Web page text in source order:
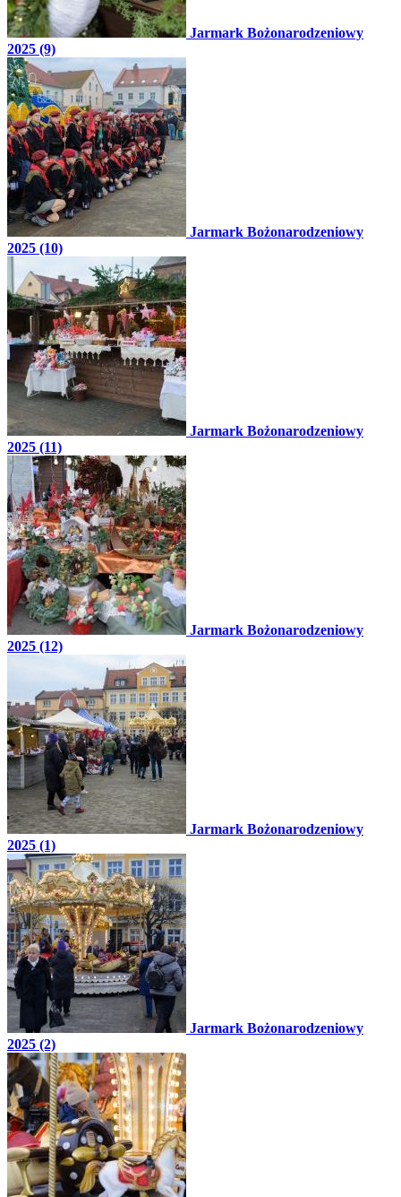
Jarmark Bożonarodzeniowy
2025 (9)
Jarmark Bożonarodzeniowy
2025 (10)
Jarmark Bożonarodzeniowy
2025 (11)
Jarmark Bożonarodzeniowy
2025 (12)
Jarmark Bożonarodzeniowy
2025 (1)
Jarmark Bożonarodzeniowy
2025 (2)